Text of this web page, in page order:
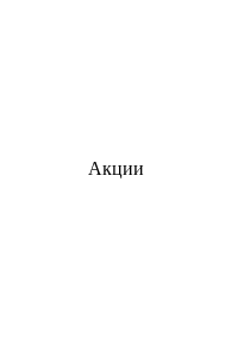
Акции